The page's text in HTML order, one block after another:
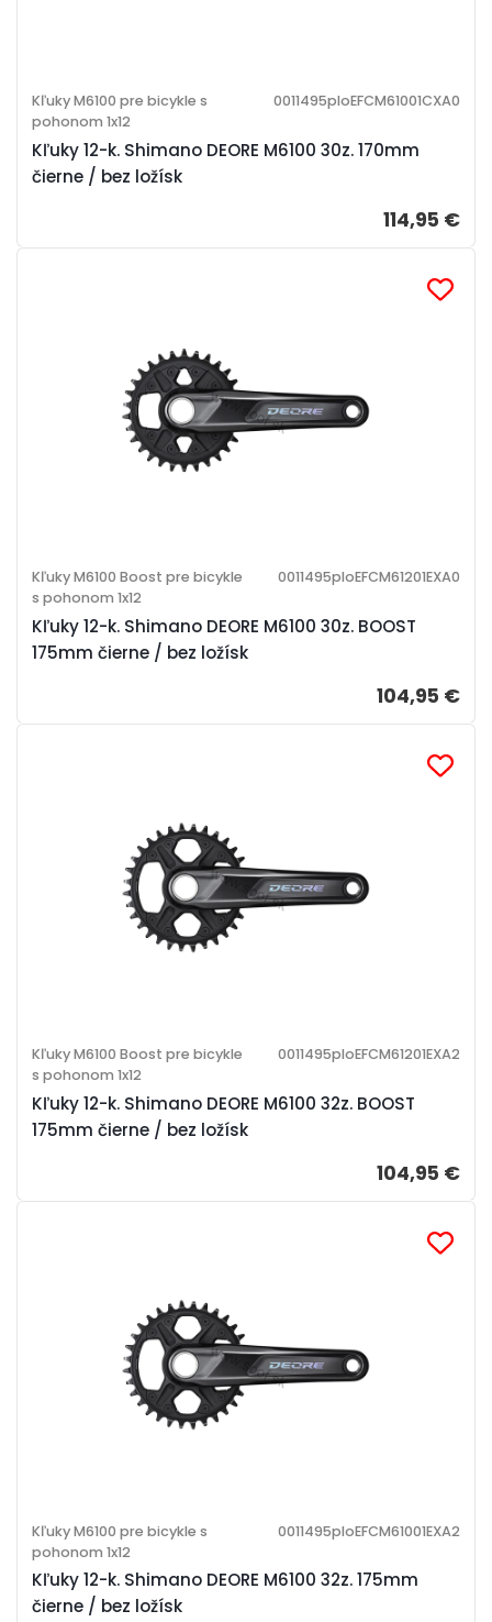
Kľuky 12-k. Shimano DEORE M6100 30z. 170mm
čierne / bez ložísk
Kľuky M6100 pre bicykle s
pohonom 1x12
0011495ploEFCM61001CXA0
114,95 €
Kľuky 12-k. Shimano DEORE M6100 30z. BOOST
175mm čierne / bez ložísk
Kľuky M6100 Boost pre bicykle
s pohonom 1x12
0011495ploEFCM61201EXA0
104,95 €
Kľuky 12-k. Shimano DEORE M6100 32z. BOOST
175mm čierne / bez ložísk
Kľuky M6100 Boost pre bicykle
s pohonom 1x12
0011495ploEFCM61201EXA2
104,95 €
Kľuky 12-k. Shimano DEORE M6100 32z. 175mm
čierne / bez ložísk
Kľuky M6100 pre bicykle s
pohonom 1x12
0011495ploEFCM61001EXA2